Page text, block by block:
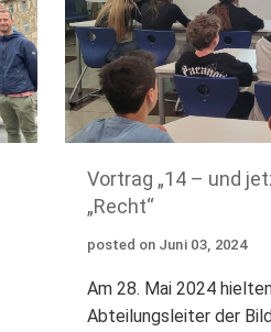
Vortrag „14 – und
„Recht“
posted on Juni 03, 2024
Am 28. Mai 2024
Abteilungsleiter der